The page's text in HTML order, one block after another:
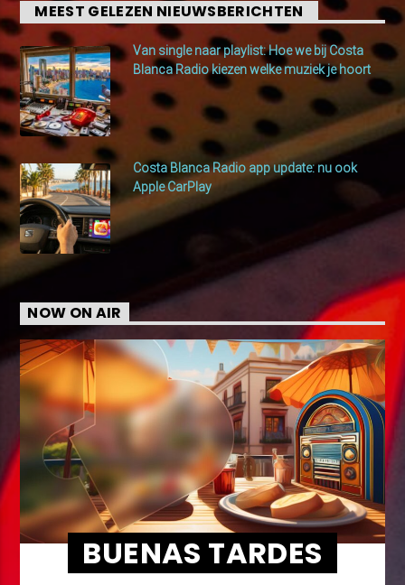
MEEST GELEZEN NIEUWSBERICHTEN
Van single naar playlist: Hoe we bij Costa
Blanca Radio kiezen welke muziek je hoort
Costa Blanca Radio app update: nu ook
Apple CarPlay
NOW ON AIR
BUENAS TARDES